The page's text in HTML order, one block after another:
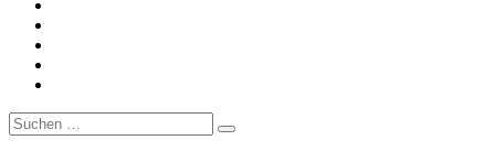
Suche
nach: